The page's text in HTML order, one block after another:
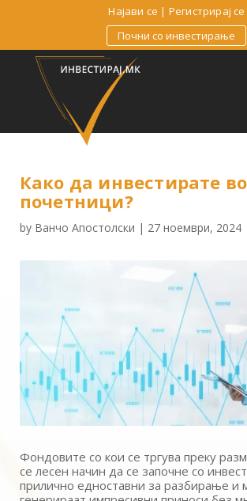
Најави се | Регистрирај се
Почни со инвестирање
Како да инвестирате
почетници?
by Ванчо Апостолски | 27 ноември, 2024
Фондовите со кои се тргува преку
се лесен начин да се започне со
прилично едноставни за разбирање и